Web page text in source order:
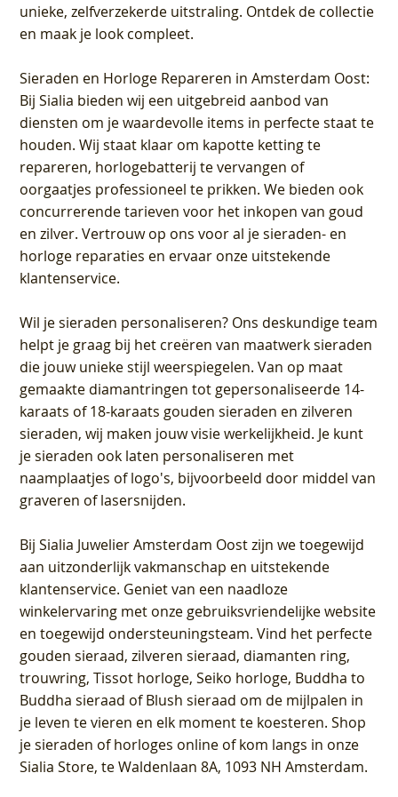
unieke, zelfverzekerde uitstraling. Ontdek de collectie
en maak je look compleet.
Sieraden en Horloge Repareren in Amsterdam Oost:
Bij Sialia bieden wij een uitgebreid aanbod van
diensten om je waardevolle items in perfecte staat te
houden. Wij staat klaar om kapotte ketting te
repareren, horlogebatterij te vervangen of
oorgaatjes professioneel te prikken. We bieden ook
concurrerende tarieven voor het inkopen van goud
en zilver. Vertrouw op ons voor al je sieraden- en
horloge reparaties en ervaar onze uitstekende
klantenservice.
Wil je sieraden personaliseren? Ons deskundige team
helpt je graag bij het creëren van maatwerk sieraden
die jouw unieke stijl weerspiegelen. Van op maat
gemaakte diamantringen tot gepersonaliseerde 14-
karaats of 18-karaats gouden sieraden en zilveren
sieraden, wij maken jouw visie werkelijkheid. Je kunt
je sieraden ook laten personaliseren met
naamplaatjes of logo's, bijvoorbeeld door middel van
graveren of lasersnijden.
BijSialia Juwelier Amsterdam Oostzijn we toegewijd
aan uitzonderlijk vakmanschap en uitstekende
klantenservice. Geniet van een naadloze
winkelervaring met onze gebruiksvriendelijke website
en toegewijd ondersteuningsteam. Vind het perfecte
gouden sieraad, zilveren sieraad, diamanten ring,
trouwring, Tissot horloge, Seiko horloge, Buddha to
Buddha sieraad of Blush sieraad om de mijlpalen in
je leven te vieren en elk moment te koesteren. Shop
je sieraden of horloges online of kom langs in onze
Sialia Store, te Waldenlaan 8A, 1093 NH Amsterdam.